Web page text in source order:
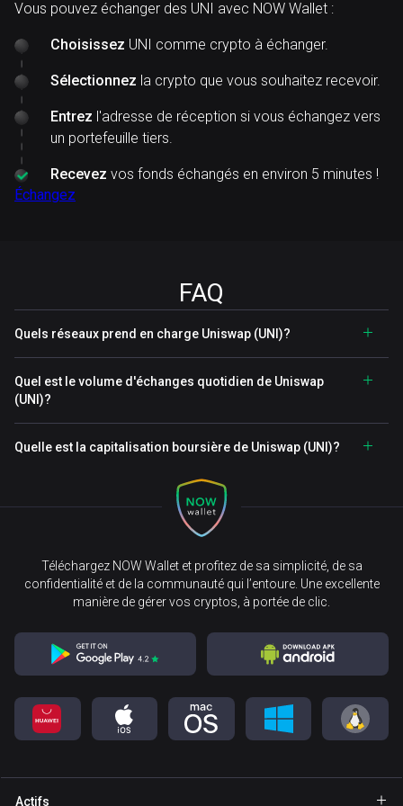
Vous pouvez échanger des UNI avec NOW Wallet :
Choisissez UNI comme crypto à échanger.
Sélectionnez la crypto que vous souhaitez recevoir.
Entrez l'adresse de réception si vous échangez vers
un portefeuille tiers.
Recevez vos fonds échangés en environ 5 minutes !
Échangez
FAQ
Quels réseaux prend en charge Uniswap (UNI)?
Quel est le volume d'échanges quotidien de Uniswap
(UNI)?
Quelle est la capitalisation boursière de Uniswap (UNI)?
Téléchargez NOW Wallet et profitez de sa simplicité, de sa
confidentialité et de la communauté qui l’entoure. Une excellente
manière de gérer vos cryptos, à portée de clic.
Actifs